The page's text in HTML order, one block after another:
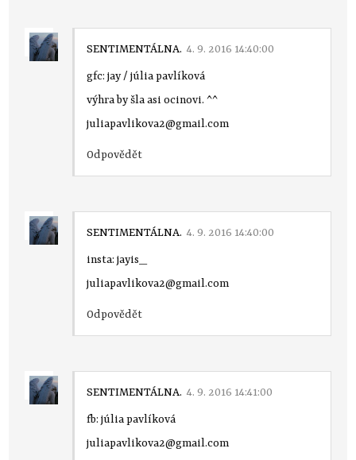
SENTIMENTÁLNA. 4. 9. 2016 14:40:00
gfc: jay / júlia pavlíková
výhra by šla asi ocinovi. ^^
juliapavlikova2@gmail.com
Odpovědět
SENTIMENTÁLNA. 4. 9. 2016 14:40:00
insta: jayis_
juliapavlikova2@gmail.com
Odpovědět
SENTIMENTÁLNA. 4. 9. 2016 14:41:00
fb: júlia pavlíková
juliapavlikova2@gmail.com